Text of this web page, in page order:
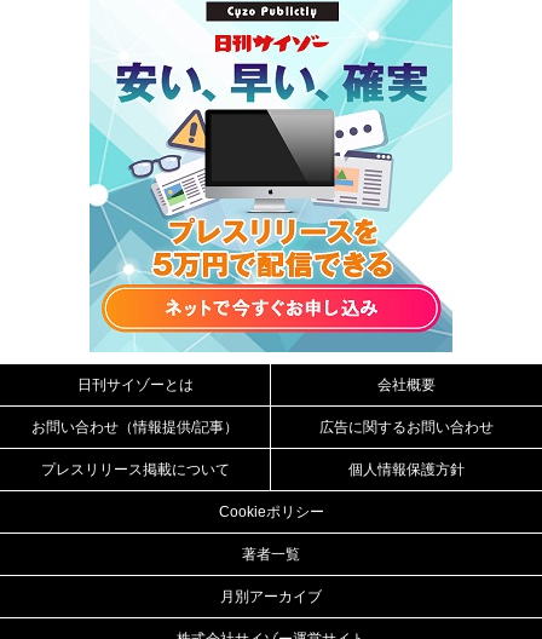
日刊サイゾーとは 会社概要
お問い合わせ（情報提供/記事） 広告に関するお問い合わせ
プレスリリース掲載について 個人情報保護方針
Cookieポリシー
著者一覧
月別アーカイブ